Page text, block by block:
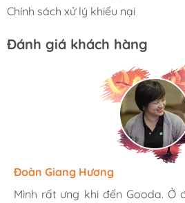
Chính sách xử lý khiếu nại
Đánh giá khách hàng
Hương Suri
Mình rất ưng khi đến Gooda. Ở
Đoàn Giang Hương
Mình rất ưng khi đến Gooda. Ở
Ngọc Anh
Mình rất ưng khi đến Gooda. Ở